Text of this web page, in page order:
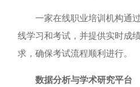
一家在线职业培训机构通
线学习和考试，并提供实时成
求，确保考试流程顺利进行。
数据分析与学术研究平台